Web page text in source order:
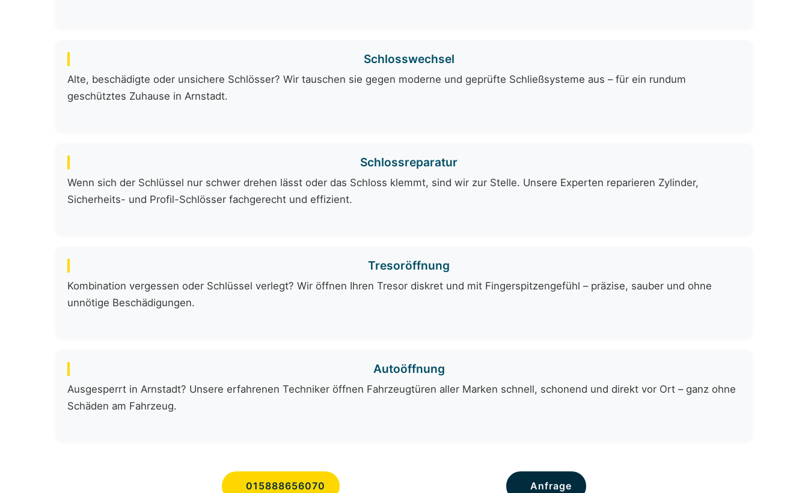
Schlosswechsel
Alte, beschädigte oder unsichere Schlösser? Wir tauschen sie gegen moderne und geprüfte Schließsysteme aus – für ein rundum
geschütztes Zuhause in Arnstadt.
Schlossreparatur
Wenn sich der Schlüssel nur schwer drehen lässt oder das Schloss klemmt, sind wir zur Stelle. Unsere Experten reparieren Zylinder,
Sicherheits- und Profil-Schlösser fachgerecht und effizient.
Tresoröffnung
Kombination vergessen oder Schlüssel verlegt? Wir öffnen Ihren Tresor diskret und mit Fingerspitzengefühl – präzise, sauber und ohne
unnötige Beschädigungen.
Autoöffnung
Ausgesperrt in Arnstadt? Unsere erfahrenen Techniker öffnen Fahrzeugtüren aller Marken schnell, schonend und direkt vor Ort – ganz ohne
Schäden am Fahrzeug.
015888656070 Anfrage